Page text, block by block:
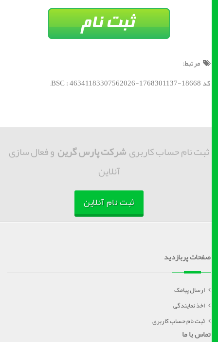
مرتبط:
کد BSC : 46341183307562026-1768301137-18668;
ثبت نام حساب کاربریشرکت پارس گرینو فعال سازی
آنلاین
ثبت نام آنلاین
صفحات پربازدید
ارسال پیامک
اخذ نمایندگی
ثبت نام حساب کاربری
تماس با ما